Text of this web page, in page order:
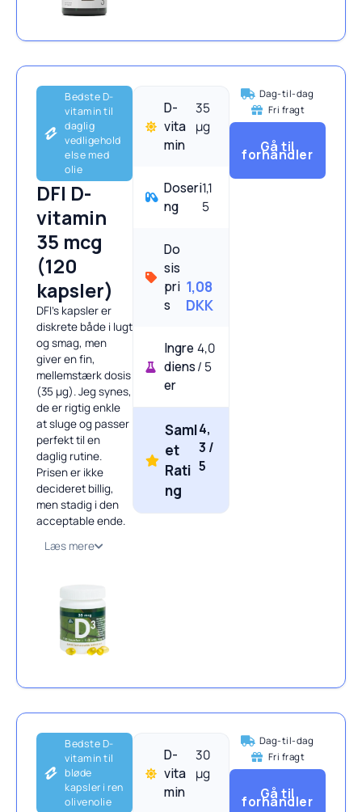
Bedste D-
vitamin til
daglig
vedligehold
else med
olie
DFI D-
vitamin
35 mcg
(120
kapsler)
DFI’s kapsler er
diskrete både i lugt
og smag, men
giver en fin,
mellemstærk dosis
(35 µg). Jeg synes,
de er rigtig enkle
at sluge og passer
perfekt til en
daglig rutine.
Prisen er ikke
decideret billig,
men stadig i den
acceptable ende.
Læs mere
D-
vita
min
35
μg
Doseri
ng
1,1
5
Do
sis
pri
s
1,08
DKK
Ingre
diens
er
4,0
/ 5
Saml
et
Rati
ng
4,
3 /
5
Dag-til-dag
Fri fragt
Gå til
forhandler
Bedste D-
vitamin til
bløde
kapsler i ren
olivenolie
D-
vita
min
30
μg
Dag-til-dag
Fri fragt
Gå til
forhandler